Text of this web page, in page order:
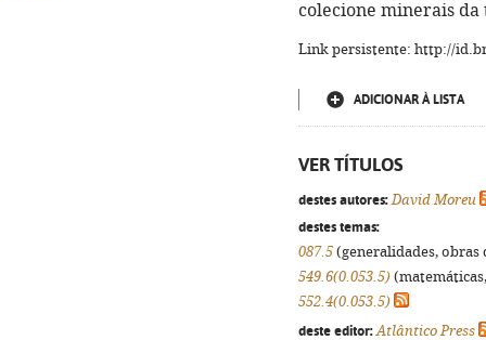
colecione minerais da
Link persistente: http://
ADICIONAR À LISTA
VER TÍTULOS
destes autores: David Moreu
destes temas:
087.5 (generalidades,
549.6(0.053.5)
552.4(0.053.5)
deste editor: Atlântico Press